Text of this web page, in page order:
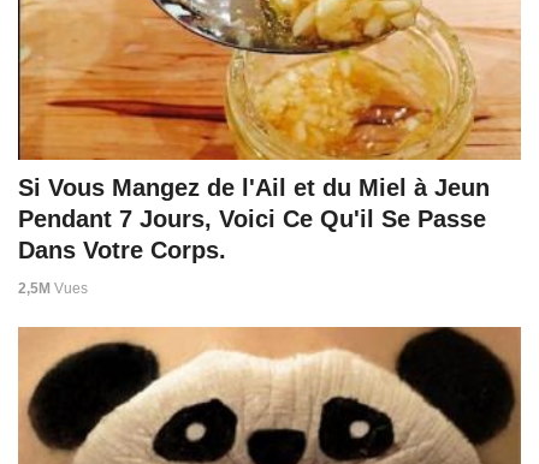
Si Vous Mangez de l'Ail et du Miel à Jeun
Pendant 7 Jours, Voici Ce Qu'il Se Passe
Dans Votre Corps.
2,5M Vues